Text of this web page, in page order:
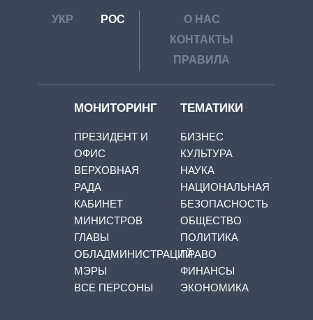
УКР РОС
О НАС
КОНТАКТЫ
ПРАВИЛА
МОНИТОРИНГ
ПРЕЗИДЕНТ И
ОФИС
ВЕРХОВНАЯ
РАДА
КАБИНЕТ
МИНИСТРОВ
ГЛАВЫ
ОБЛАДМИНИСТРАЦИЙ
МЭРЫ
ВСЕ ПЕРСОНЫ
ТЕМАТИКИ
БИЗНЕС
КУЛЬТУРА
НАУКА
НАЦИОНАЛЬНАЯ
БЕЗОПАСНОСТЬ
ОБЩЕСТВО
ПОЛИТИКА
ПРАВО
ФИНАНСЫ
ЭКОНОМИКА